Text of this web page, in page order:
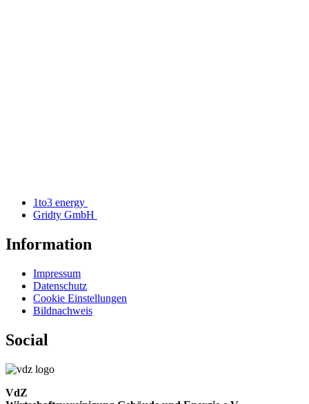
1to3 energy
Gridty GmbH
Information
Impressum
Datenschutz
Cookie Einstellungen
Bildnachweis
Social
VdZ